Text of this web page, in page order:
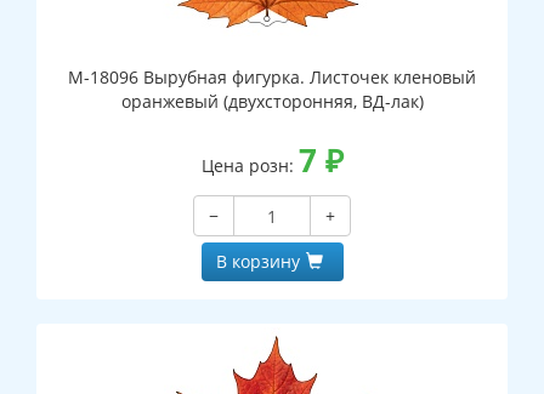
М-18096 Вырубная фигурка. Листочек кленовый
оранжевый (двухсторонняя, ВД-лак)
Цена розн: 7 ₽
−
+
В корзину